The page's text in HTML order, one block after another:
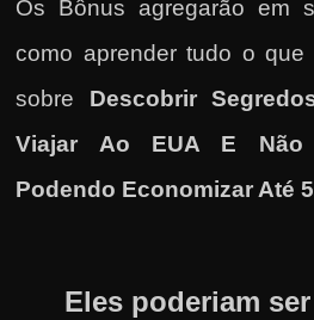
Os Bônus agregarão em
como aprender tudo o
sobre Descobrir
Viajar Ao EUA E Não
Podendo Economizar Até
Eles poderiam